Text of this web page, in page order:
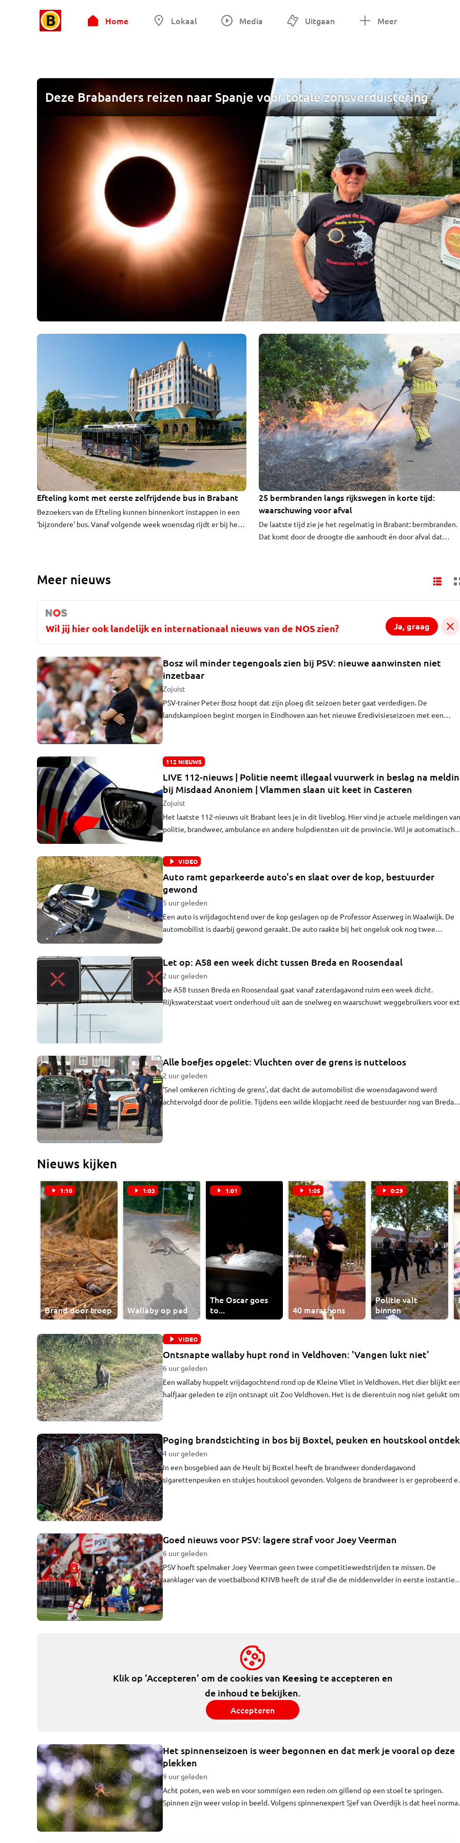
Home Lokaal Media Uitgaan Meer
Deze Brabanders reizen naar Spanje voor totale zonsverduistering
Efteling komt met eerste zelfrijdende bus in Brabant
Bezoekers van de Efteling kunnen binnenkort instappen in een
‘bijzondere’ bus. Vanaf volgende week woensdag rijdt er bij het
VIDEO
25 bermbranden langs rijkswegen in korte tijd:
waarschuwing voor afval
De laatste tijd zie je het regelmatig in Brabant: bermbranden.
Dat komt door de droogte die aanhoudt én door afval dat
Meer nieuws
Wil jij hier ook landelijk en internationaal nieuws van de NOS zien? Ja, graag
Bosz wil minder tegengoals zien bij PSV: nieuwe aanwinsten niet
inzetbaar
Zojuist
PSV-trainer Peter Bosz hoopt dat zijn ploeg dit seizoen beter gaat verdedigen. De
landskampioen begint morgen in Eindhoven aan het nieuwe Eredivisieseizoen met een
112 NIEUWS
LIVE 112-nieuws | Politie neemt illegaal vuurwerk in beslag na
bij Misdaad Anoniem | Vlammen slaan uit keet in Casteren
Zojuist
Het laatste 112-nieuws uit Brabant lees je in dit liveblog. Hier vind je actuele meldingen van
politie, brandweer, ambulance en andere hulpdiensten uit de provincie. Wil je automatisch
VIDEO
Auto ramt geparkeerde auto's en slaat over de kop, bestuurder
gewond
5 uur geleden
Een auto is vrijdagochtend over de kop geslagen op de Professor Asserweg in Waalwijk. De
automobilist is daarbij gewond geraakt. De auto raakte bij het ongeluk ook nog twee
Let op: A58 een week dicht tussen Breda en Roosendaal
2 uur geleden
De A58 tussen Breda en Roosendaal gaat vanaf zaterdagavond ruim een week dicht.
Rijkswaterstaat voert onderhoud uit aan de snelweg en waarschuwt weggebruikers voor
Alle boefjes opgelet: Vluchten over de grens is nutteloos
2 uur geleden
'Snel omkeren richting de grens', dat dacht de automobilist die woensdagavond werd
achtervolgd door de politie. Tijdens een wilde klopjacht reed de bestuurder nog van Breda
Nieuws kijken
1:10
Brand door troep
1:03
Wallaby op pad
1:01
The Oscar goes
to...
1:05
40 marathons
0:29
Politie valt
binnen
VIDEO
Ontsnapte wallaby hupt rond in Veldhoven: 'Vangen lukt niet'
6 uur geleden
Een wallaby huppelt vrijdagochtend rond op de Kleine Vliet in Veldhoven. Het dier blijkt
halfjaar geleden te zijn ontsnapt uit Zoo Veldhoven. Het is de dierentuin nog niet gelukt om
Poging brandstichting in bos bij Boxtel, peuken en houtskool
4 uur geleden
In een bosgebied aan de Heult bij Boxtel heeft de brandweer donderdagavond
sigarettenpeuken en stukjes houtskool gevonden. Volgens de brandweer is er geprobeerd
Goed nieuws voor PSV: lagere straf voor Joey Veerman
6 uur geleden
PSV hoeft spelmaker Joey Veerman geen twee competitiewedstrijden te missen. De
aanklager van de voetbalbond KNVB heeft de straf die de middenvelder in eerste instantie
Klik op 'Accepteren' om de cookies van Keesing te accepteren en
de inhoud te bekijken.
Accepteren
Het spinnenseizoen is weer begonnen en dat merk je vooral op deze
plekken
9 uur geleden
Acht poten, een web en voor sommigen een reden om gillend op een stoel te springen.
Spinnen zijn weer volop in beeld. Volgens spinnenexpert Sjef van Overdijk is dat heel